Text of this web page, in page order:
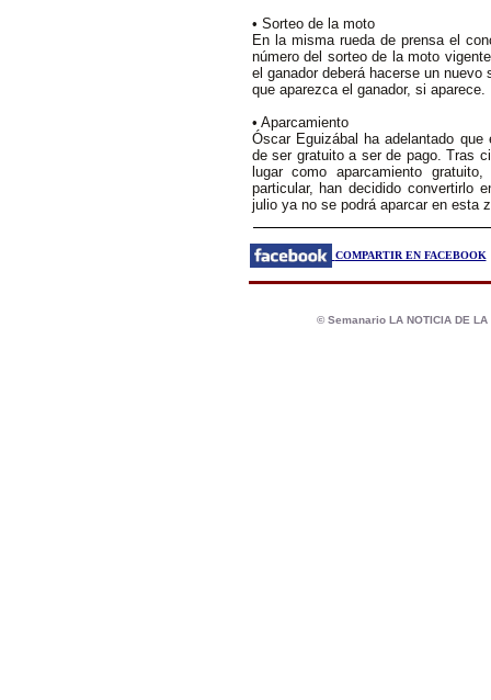
• Sorteo de la moto
En la misma rueda de prensa el
número del sorteo de la moto
el ganador deberá hacerse un
que aparezca el ganador, si aparece.
• Aparcamiento
Óscar Eguizábal ha adelantado
de ser gratuito a ser de pago. Tras
lugar como aparcamiento
particular, han decidido convertirlo
julio ya no se podrá aparcar en esta
COMPARTIR EN FACEBOOK
© Semanario LA NOTICIA DE LA